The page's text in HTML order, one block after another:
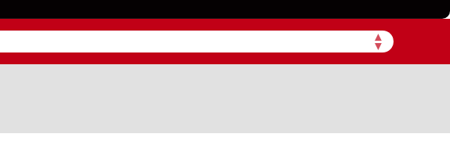
▲
▼